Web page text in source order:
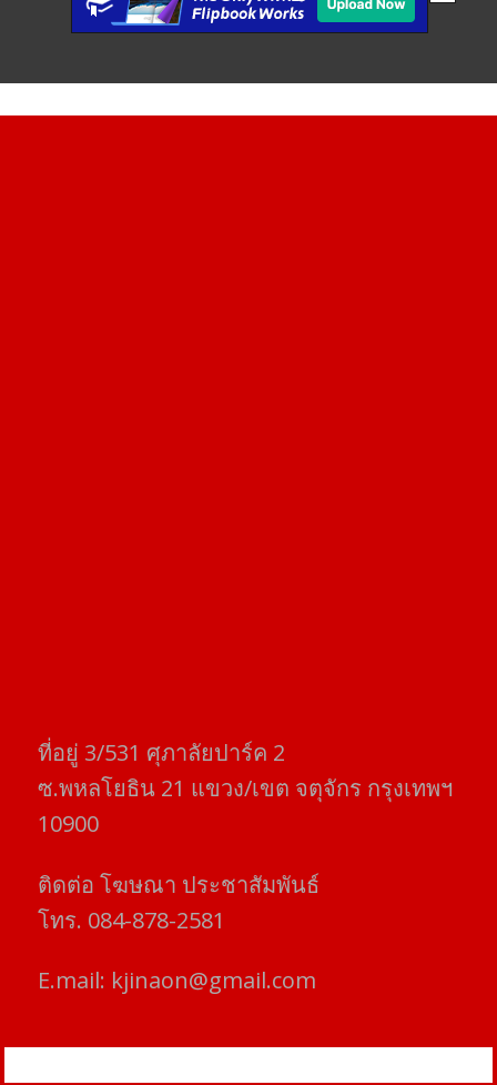
ที่อยู่​ 3/531​ ศุภาลัยปาร์ค​ 2
ซ.พหลโยธิน​ 21​ แขวง/เขต​ จตุจักร​ กรุงเทพฯ
10900
ติดต่อ​ โฆษณา​ ประชาสัมพันธ์
โทร​. 084-878-2581
E.mail: kjinaon@gmail.com